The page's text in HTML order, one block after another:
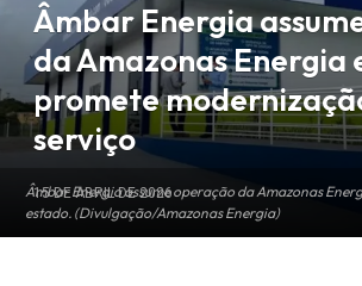
Âmbar Energia assume operação da Amazonas
estado. (Divulgação/Amazonas Energia)
Âmbar Energia
da Amazonas Energia
promete
serviço
15 DE ABRIL DE 2026